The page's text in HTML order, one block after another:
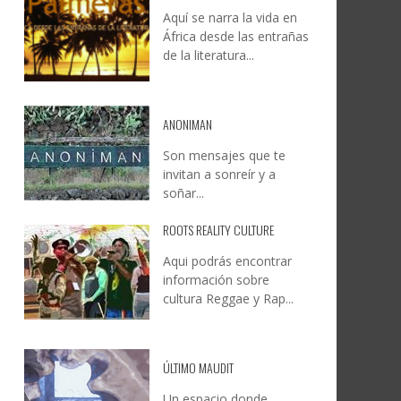
DOCANARIAS CONVOCA A
INSTITUCIONES A REFLEXIONAR
SOBRE LA INTERNACIONALIZACIÓN
CREATIVA CANARIA, 6 AGOSTO, 2026
JESÚS RODRÍGUEZ FALCÓN:
NATURALEZA, CAMINO Y
FOTOGRAFÍA
Aquí se narra la vida en
África desde las entrañas
de la literatura...
ANONIMAN
Son mensajes que te
invitan a sonreír y a
soñar...
ROOTS REALITY CULTURE
Aqui podrás encontrar
información sobre
cultura Reggae y Rap...
ÚLTIMO MAUDIT